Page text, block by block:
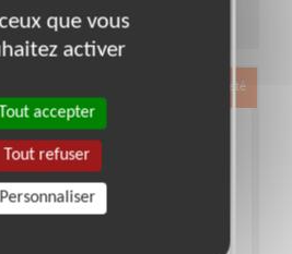
Exclusion & Pauvreté
que vous
activer
accepter
Tout refuser
Personnaliser